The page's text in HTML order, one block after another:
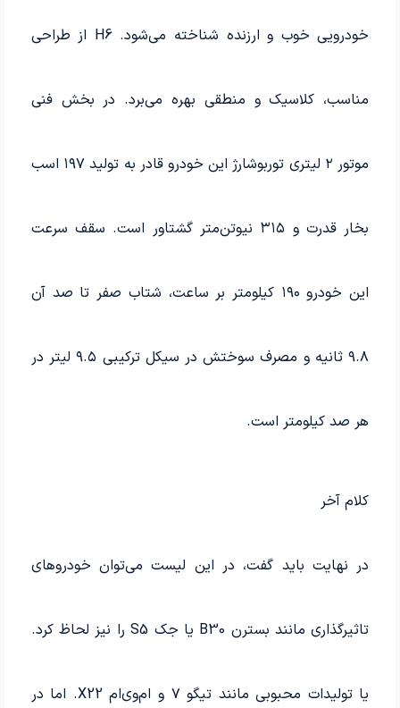
خودرویی خوب و ارزنده شناخته می‌شود. H6 از طراحی
مناسب، کلاسیک و منطقی بهره می‌برد. در بخش فنی
موتور ۲ لیتری توربوشارژ این خودرو قادر به تولید ۱۹۷ اسب
بخار قدرت و ۳۱۵ نیوتن‌متر گشتاور است. سقف سرعت
این خودرو ۱۹۰ کیلومتر بر ساعت، شتاب صفر تا صد آن
۹.۸ ثانیه و مصرف سوختش در سیکل ترکیبی ۹.۵ لیتر در
هر صد کیلومتر است.
کلام آخر
در نهایت باید گفت، در این لیست می‌توان خودروهای
تاثیرگذاری مانند بسترن B30 یا جک S5 را نیز لحاظ کرد.
یا تولیدات محبوبی مانند تیگو ۷ و ام‌وی‌ام X22. اما در